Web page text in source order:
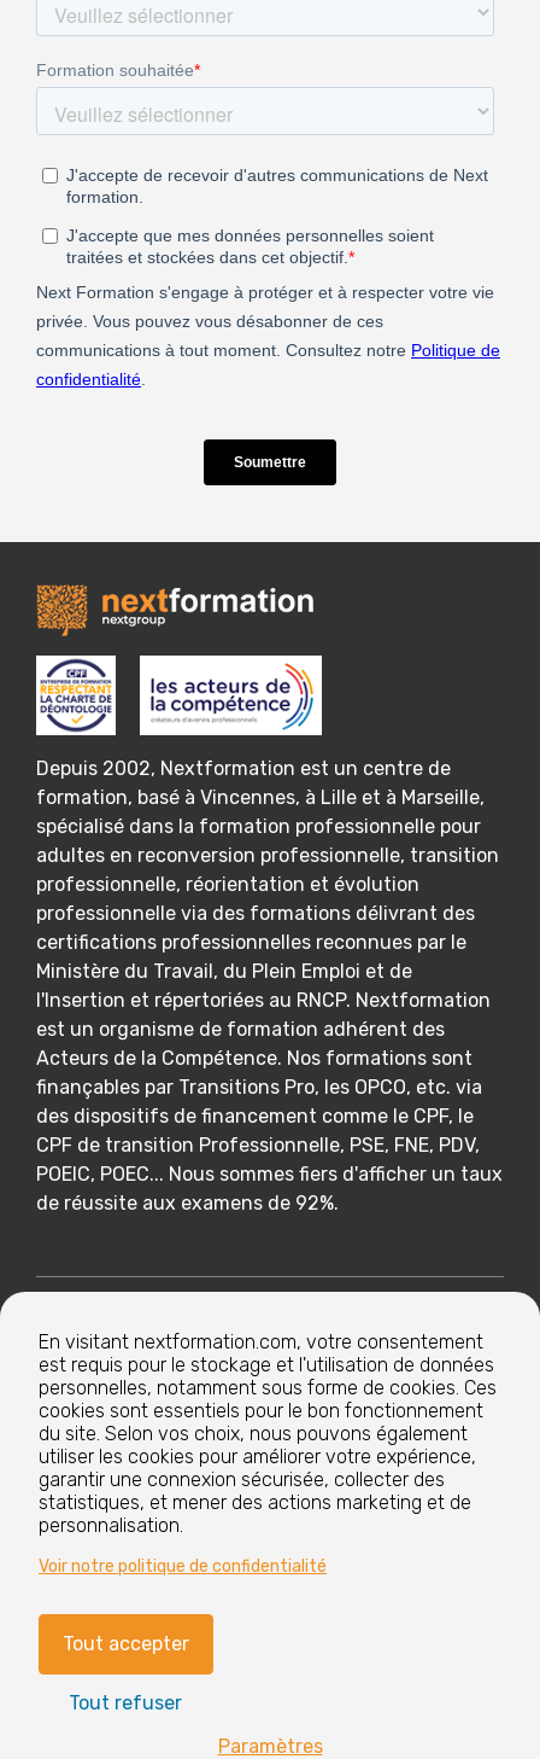
des questions
Depuis 2002, Nextformation est un centre de
formation, basé à Vincennes, à Lille et à Marseille,
spécialisé dans la formation professionnelle pour
adultes en reconversion professionnelle, transition
professionnelle, réorientation et évolution
professionnelle via des formations délivrant des
certifications professionnelles reconnues par le
Ministère du Travail, du Plein Emploi et de
l'Insertion et répertoriées au RNCP. Nextformation
est un organisme de formation adhérent des
Acteurs de la Compétence. Nos formations sont
finançables par Transitions Pro, les OPCO, etc. via
des dispositifs de financement comme le CPF, le
CPF de transition Professionnelle, PSE, FNE, PDV,
POEIC, POEC... Nous sommes fiers d'afficher un taux
de réussite aux examens de 92%.
Nos formations
Nos centres de formation
Le groupe
Paramètres cookies
Mentions légales
Nos labels et certifications
En visitant nextformation.com, votre consentement
est requis pour le stockage et l'utilisation de données
personnelles, notamment sous forme de cookies. Ces
cookies sont essentiels pour le bon fonctionnement
du site. Selon vos choix, nous pouvons également
utiliser les cookies pour améliorer votre expérience,
garantir une connexion sécurisée, collecter des
statistiques, et mener des actions marketing et de
personnalisation.
Tout accepter
Tout refuser
Paramètres
Voir notre politique de confidentialité